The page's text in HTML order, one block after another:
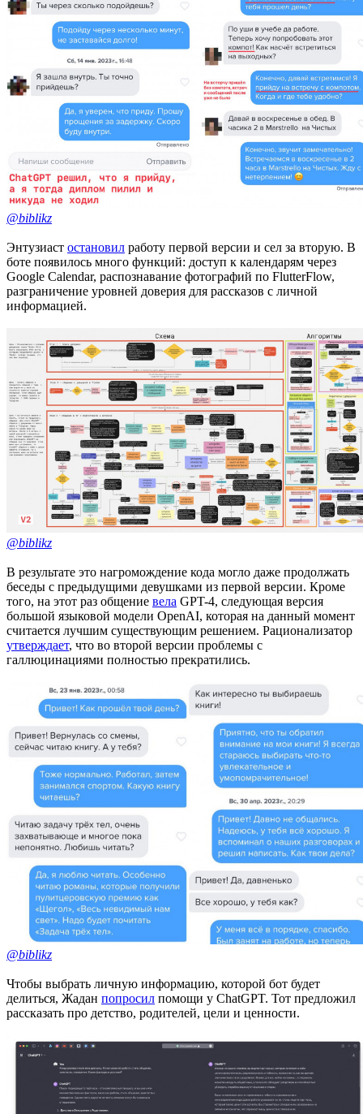
@biblikz
Энтузиаст остановил работу первой версии и сел за вторую. В
боте появилось много функций: доступ к календарям через
Google Calendar, распознавание фотографий по FlutterFlow,
разграничение уровней доверия для рассказов с личной
информацией.
@biblikz
В результате это нагромождение кода могло даже продолжать
беседы с предыдущими девушками из первой версии. Кроме
того, на этот раз общение вела GPT-4, следующая версия
большой языковой модели OpenAI, которая на данный момент
считается лучшим существующим решением. Рационализатор
утверждает, что во второй версии проблемы с
галлюцинациями полностью прекратились.
@biblikz
Чтобы выбрать личную информацию, которой бот будет
делиться, Жадан попросил помощи у ChatGPT. Тот предложил
рассказать про детство, родителей, цели и ценности.